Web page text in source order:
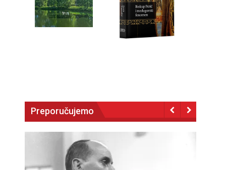
Preporučujemo